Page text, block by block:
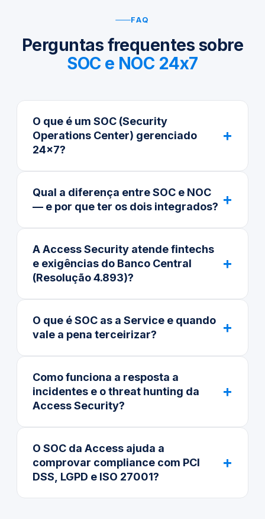
FAQ
Perguntas frequentes sobre
SOC e NOC 24x7
O que é um SOC (Security
Operations Center) gerenciado
24x7?
+
Qual a diferença entre SOC e NOC
— e por que ter os dois integrados? +
A Access Security atende fintechs
e exigências do Banco Central
(Resolução 4.893)?
+
O que é SOC as a Service e quando
vale a pena terceirizar?
+
Como funciona a resposta a
incidentes e o threat hunting da
Access Security?
+
O SOC da Access ajuda a
comprovar compliance com PCI
DSS, LGPD e ISO 27001?
+